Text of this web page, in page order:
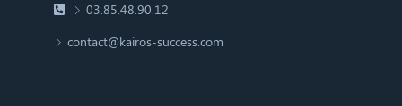
03.85.48.90.12
contact@kairos-success.com